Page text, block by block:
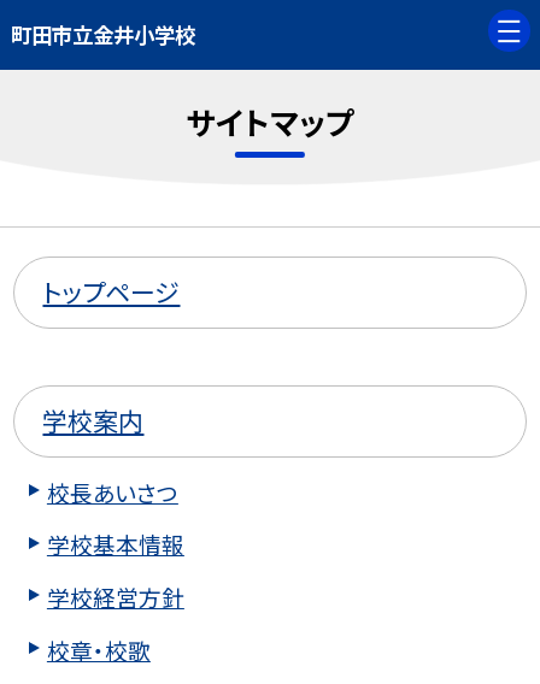
町田市立金井小学校
サイトマップ
トップページ
学校案内
校長あいさつ
学校基本情報
学校経営方針
校章・校歌